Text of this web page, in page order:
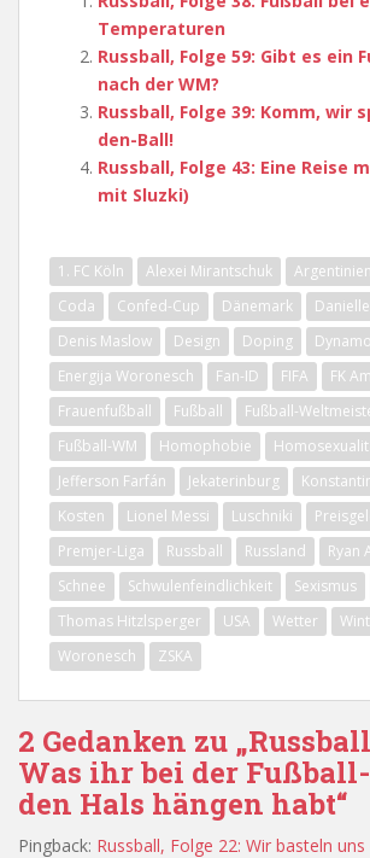
Temperaturen
Russball, Folge 59: Gibt es ein
nach der WM?
Russball, Folge 39: Komm, wir
den-Ball!
Russball, Folge 43: Eine Reise
mit Sluzki)
1. FC Köln Alexei Mirantschuk Argentinien
Coda
Confed-Cup Dänemark
Denis Maslow
Design Doping
Energija Woronesch
Fan-ID FIFA
FK
Frauenfußball
Fußball
Fußball-
Fußball-WM
Homophobie
Jefferson Farfán
Jekaterinburg
Kosten
Lionel Messi Luschniki
Premjer-Liga
Russball Russland Ryan
Schnee
Schwulenfeindlichkeit Sexismus
Thomas Hitzlsperger
USA Wetter
Woronesch
ZSKA
2 Gedanken zu
Was ihr bei der
den Hals hängen habt“
Pingback: Russball, Folge 22: Wir basteln